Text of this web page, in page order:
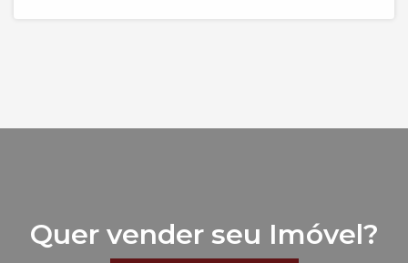
Quer vender seu Imóvel?